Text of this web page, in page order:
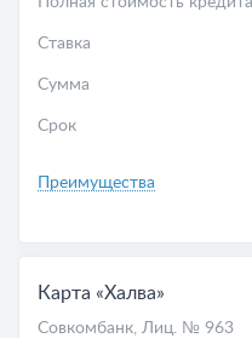
Ставка
Сумма
Срок
Преимущества
Карта «Халва»
Совкомбанк, Лиц. № 963